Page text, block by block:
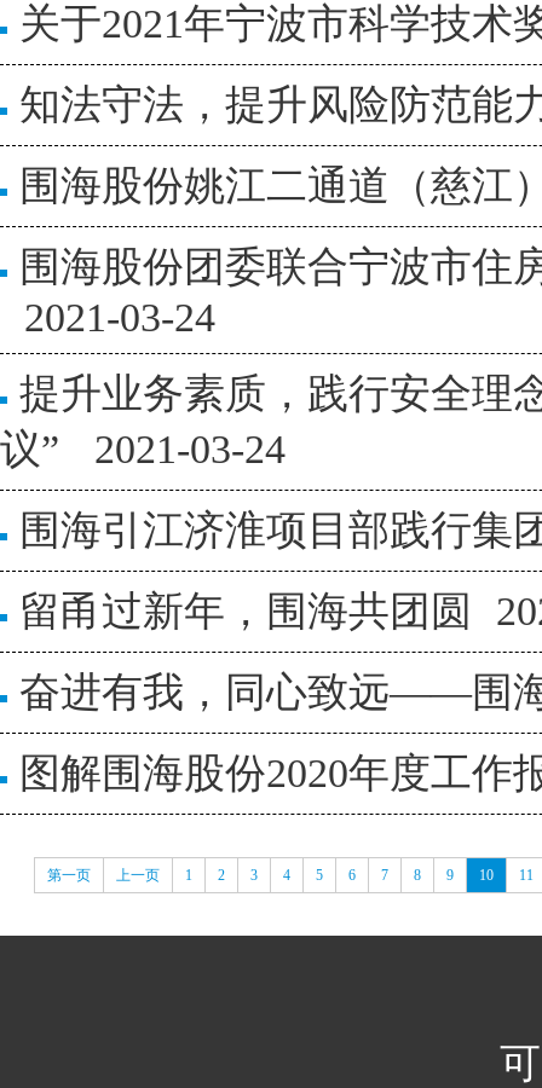
关于2021年宁波市科学技术
知法守法，提升风险防范能
围海股份姚江二通道（慈
围海股份团委联合宁波市住
2021-03-24
提升业务素质，践行安全理
议”
2021-03-24
围海引江济淮项目部践行集
留甬过新年，围海共团圆
奋进有我，同心致远——围
图解围海股份2020年度工作
第一页 上一页 1 2 3 4 5 6 7 8 9 10 11